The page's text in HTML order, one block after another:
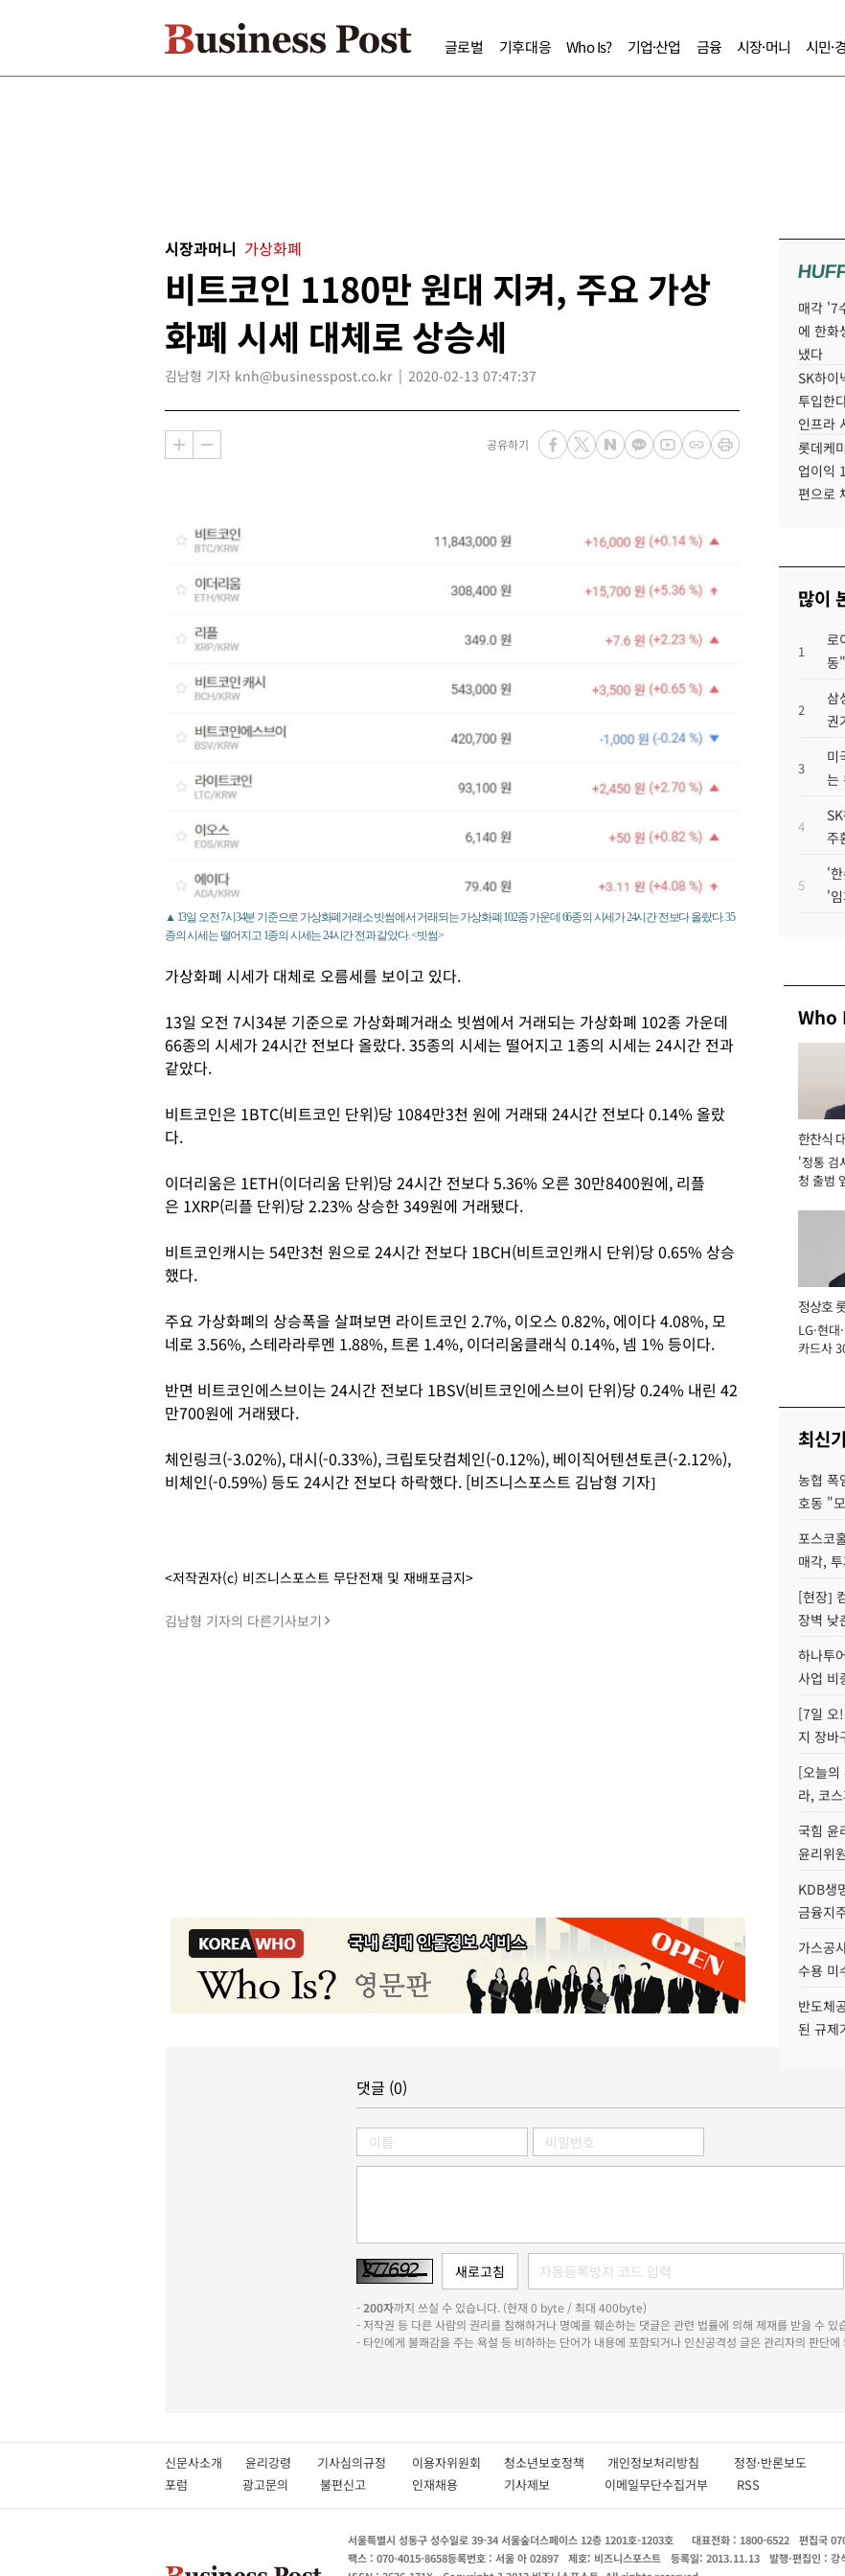
글로벌 기후대응 Who Is? 기업·산업 금융 시장·머니 시민·
시장과머니 가상화폐
비트코인 1180만 원대 지켜, 주요 가상
화폐 시세 대체로 상승세
김남형 기자 knh@businesspost.co.kr 2020-02-13 07:47:37
공유하기
▲ 13일 오전 7시34분 기준으로 가상화폐거래소 빗썸에서 거래되는 가상화폐 102종 가운데 66종의 시세가 24시간 전보다 올랐다. 35
종의 시세는 떨어지고 1종의 시세는 24시간 전과 같았다. <빗썸>
가상화폐 시세가 대체로 오름세를 보이고 있다.
13일 오전 7시34분 기준으로 가상화폐거래소 빗썸에서 거래되는 가상화폐 102종 가운데
66종의 시세가 24시간 전보다 올랐다. 35종의 시세는 떨어지고 1종의 시세는 24시간 전과
같았다.
비트코인은 1BTC(비트코인 단위)당 1084만3천 원에 거래돼 24시간 전보다 0.14% 올랐
다.
이더리움은 1ETH(이더리움 단위)당 24시간 전보다 5.36% 오른 30만8400원에, 리플
은 1XRP(리플 단위)당 2.23% 상승한 349원에 거래됐다.
비트코인캐시는 54만3천 원으로 24시간 전보다 1BCH(비트코인캐시 단위)당 0.65% 상승
했다.
주요 가상화폐의 상승폭을 살펴보면 라이트코인 2.7%, 이오스 0.82%, 에이다 4.08%, 모
네로 3.56%, 스테라라루멘 1.88%, 트론 1.4%, 이더리움클래식 0.14%, 넴 1% 등이다.
반면 비트코인에스브이는 24시간 전보다 1BSV(비트코인에스브이 단위)당 0.24% 내린 42
만700원에 거래됐다.
체인링크(-3.02%), 대시(-0.33%), 크립토닷컴체인(-0.12%), 베이직어텐션토큰(-2.12%),
비체인(-0.59%) 등도 24시간 전보다 하락했다. [비즈니스포스트 김남형 기자]
<저작권자(c) 비즈니스포스트 무단전재 및 재배포금지>
김남형 기자의 다른기사보기
매각 '7
에 한화
냈다
SK하
투입한
인프라
롯데케
업이익
편으로
많이
1
로
동
2
삼
권
3
미
는
4
주
5
'
'
Who
한찬식
서관
'정통 검
청 출범
정상호
장
LG·현
카드사
최신
농협 폭
호동 "
포스코
매각,
[현장]
장벽 낮
하나투
사업 비
[7일 오
지 장바
[오늘
라, 코
국힘 윤
윤리위
KDB생
금융지
가스공
수용 미
반도체
된 규제
댓글 (0)
-200자까지 쓰실 수 있습니다. (현재 0 byte / 최대 400byte)
- 저작권 등 다른 사람의 권리를 침해하거나 명예를 훼손하는 댓글은 관련 법률에 의해 제재를 받을 수 있
- 타인에게 불쾌감을 주는 욕설 등 비하하는 단어가 내용에 포함되거나 인신공격성 글은 관리자의 판단에
신문사소개 윤리강령 기사심의규정 이용자위원회 청소년보호정책 개인정보처리방침 정정·반론보도
포럼
광고문의 불편신고 인재채용 기사제보 이메일무단수집거부 RSS
서울특별시 성동구 성수일로 39-34 서울숲더스페이스 12층 1201호-1203호 대표전화 : 1800-6522 편집국
팩스 : 070-4015-8658등록번호 : 서울 아 02897 제호: 비즈니스포스트 등록일: 2013.11.13 발행·편집인 : 강